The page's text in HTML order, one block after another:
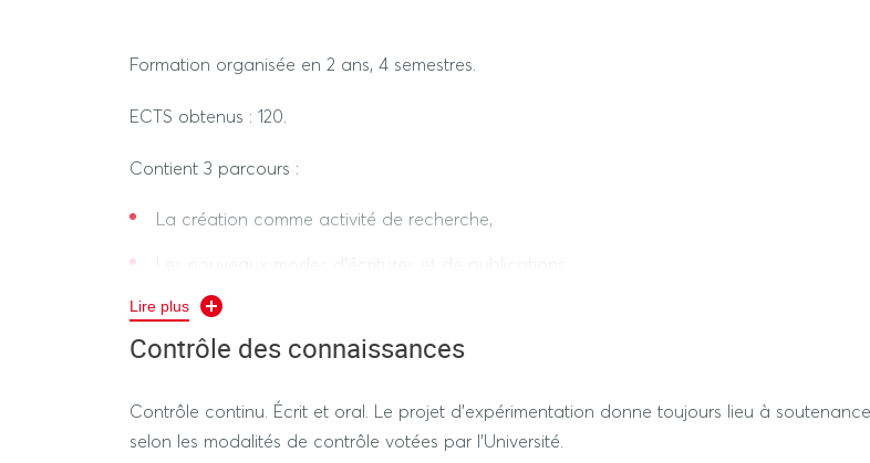
Formation organisée en 2 ans, 4 semestres.
ECTS obtenus : 120.
Contient 3 parcours :
La création comme activité de recherche,
Les nouveaux modes d’écritures et de publications,
Technologies et médiations humaines.
Lire plus
Contrôle des connaissances
Contrôle continu. Écrit et oral. Le projet d'expérimentation donne toujours lieu à
selon les modalités de contrôle votées par l'Université.